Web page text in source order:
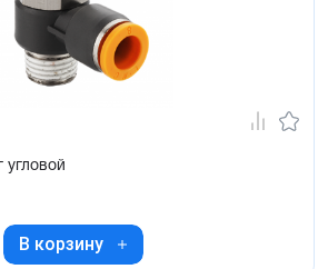
угловой
В корзину